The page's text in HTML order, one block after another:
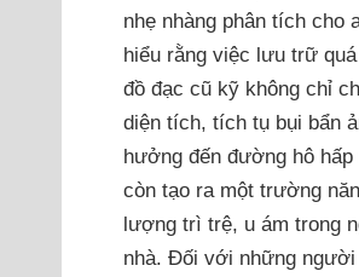
nhẹ nhàng phân tích cho
hiểu rằng việc lưu trữ
đồ đạc cũ kỹ không chỉ
diện tích, tích tụ bụi bẩn
hưởng đến đường hô hấp
còn tạo ra một trường
lượng trì trệ, u ám trong
nhà. Đối với những người